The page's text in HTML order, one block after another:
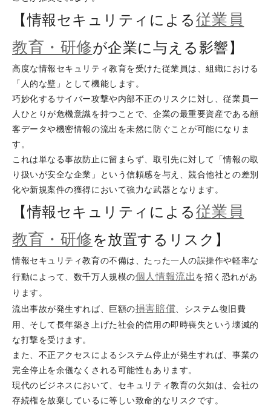
【情報セキュリティによる従業員
教育・研修が企業に与える影響】
高度な情報セキュリティ教育を受けた従業員は、組織における
「人的な壁」として機能します。
巧妙化するサイバー攻撃や内部不正のリスクに対し、従業員一
人ひとりが危機意識を持つことで、企業の最重要資産である顧
客データや機密情報の流出を未然に防ぐことが可能になりま
す。
これは単なる事故防止に留まらず、取引先に対して「情報の取
り扱いが安全な企業」という信頼感を与え、競合他社との差別
化や新規案件の獲得において強力な武器となります。
【情報セキュリティによる従業員
教育・研修を放置するリスク】
情報セキュリティ教育の不備は、たった一人の誤操作や軽率な
行動によって、数千万人規模の個人情報流出を招く恐れがあ
ります。
流出事故が発生すれば、巨額の損害賠償 、システム復旧費
用、そして長年築き上げた社会的信用の即時喪失という壊滅的
な打撃を受けます。
また、不正アクセスによるシステム停止が発生すれば、事業の
完全停止を余儀なくされる可能性もあります。
現代のビジネスにおいて、セキュリティ教育の欠如は、会社の
存続権を放棄しているに等しい致命的なリスクです。